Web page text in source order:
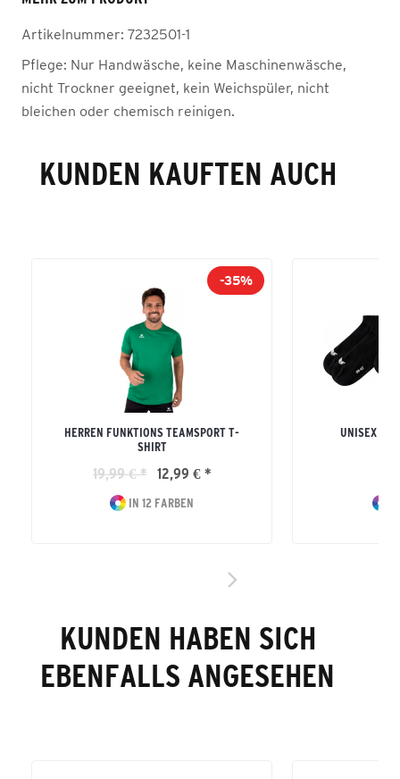
Artikelnummer: 7232501-1
Pflege: Nur Handwäsche, keine Maschinenwäsche,
nicht Trockner geeignet, kein Weichspüler, nicht
bleichen oder chemisch reinigen.
KUNDEN KAUFTEN AUCH
-35%
HERREN FUNKTIONS TEAMSPORT T-
SHIRT
19,99 € * 12,99 € *
IN 12 FARBEN
UNISEX
KUNDEN HABEN SICH
EBENFALLS ANGESEHEN